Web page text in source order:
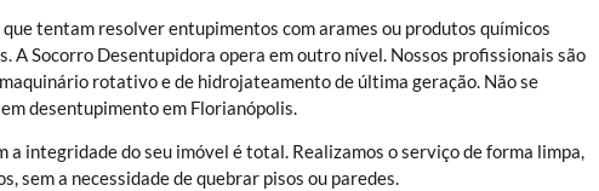
que tentam resolver entupimentos com arames ou produtos químicos
A Socorro Desentupidora opera em outro nível. Nossos profissionais são
rotativo e de hidrojateamento de última geração. Não se
desentupimento em Florianópolis.
a integridade do seu imóvel é total. Realizamos o serviço de forma limpa,
sem a necessidade de quebrar pisos ou paredes.